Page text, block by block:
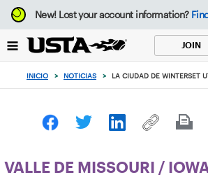
Enfoque
desde
botón
volver
principio
New!Lost your account information?
JOIN
INICIO > NOTICIAS > LA CIUDAD DE WINTERSET
VALLE DE MISSOURI / IOWA